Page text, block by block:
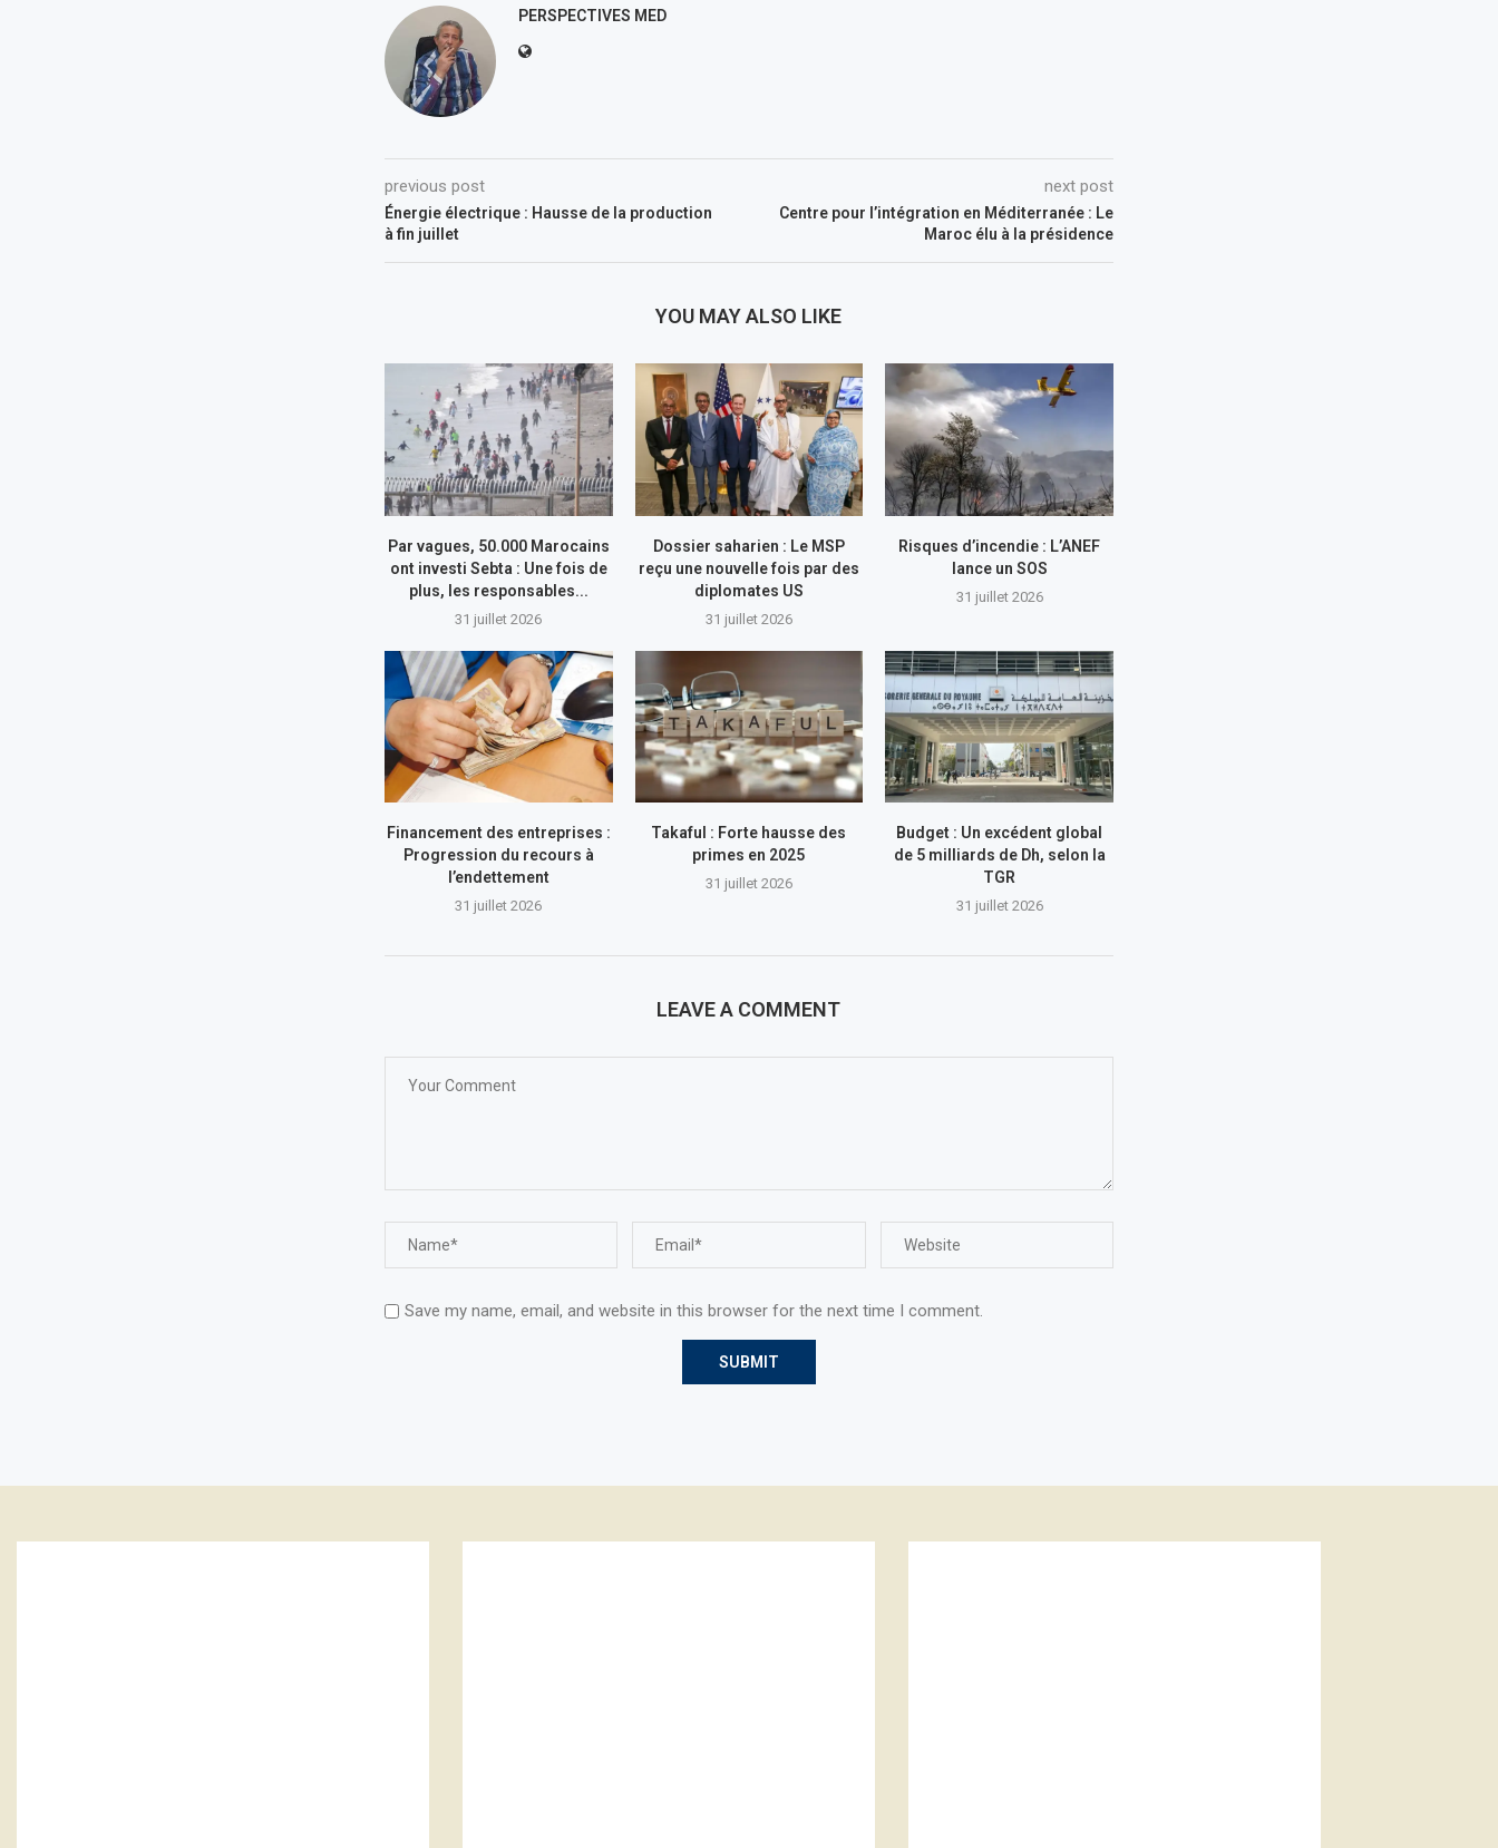
PERSPECTIVES MED
previous post
Énergie électrique : Hausse de la production
à fin juillet
next post
Centre pour l’intégration en Méditerranée : Le
Maroc élu à la présidence
YOU MAY ALSO LIKE
Par vagues, 50.000 Marocains
ont investi Sebta : Une fois de
plus, les responsables...
31 juillet 2026
Dossier saharien : Le MSP
reçu une nouvelle fois par des
diplomates US
31 juillet 2026
Risques d’incendie : L’ANEF
lance un SOS
31 juillet 2026
Financement des entreprises :
Progression du recours à
l’endettement
31 juillet 2026
Takaful : Forte hausse des
primes en 2025
31 juillet 2026
Budget : Un excédent global
de 5 milliards de Dh, selon la
TGR
31 juillet 2026
LEAVE A COMMENT
Save my name, email, and website in this browser for the next time I comment.